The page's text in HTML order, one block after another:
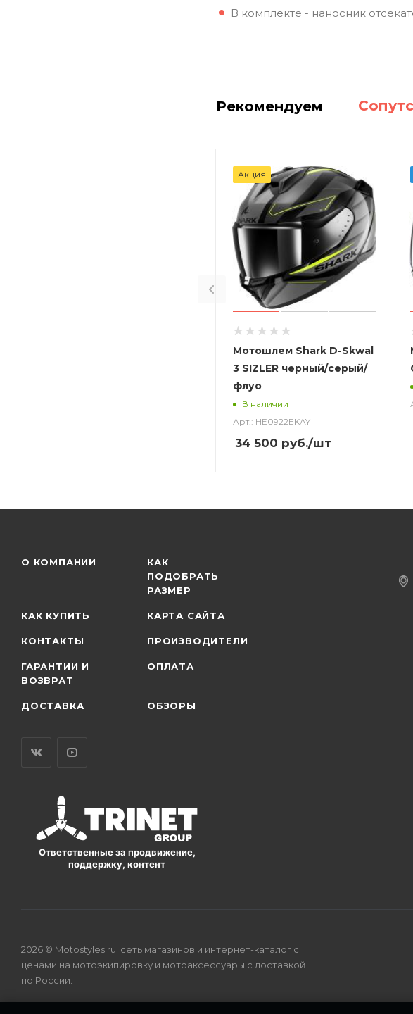
В комплекте - наносник
Рекомендуем
Акция
Мотошлем Shark D-Skwal
3 SIZLER черный/серый/
флуо
В наличии
Арт.: HE0922EKAY
34 500 руб./шт
О КОМПАНИИ
КАК
ПОДОБРАТЬ
РАЗМЕР
КАК КУПИТЬ КАРТА САЙТА
КОНТАКТЫ ПРОИЗВОДИТЕЛИ
ГАРАНТИИ И
ВОЗВРАТ
ОПЛАТА
ДОСТАВКА ОБЗОРЫ
Ответственные за продвижение,
поддержку, контент
2026 © Motostyles.ru: сеть магазинов и интернет-каталог с
ценами на мотоэкипировку и мотоаксессуары с доставкой
по России.